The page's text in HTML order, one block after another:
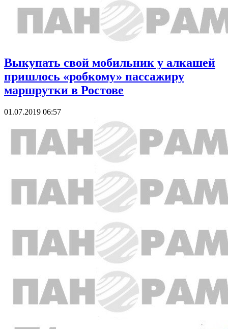
Выкупать свой мобильник у алкашей
пришлось «робкому» пассажиру
маршрутки в Ростове
01.07.2019 06:57